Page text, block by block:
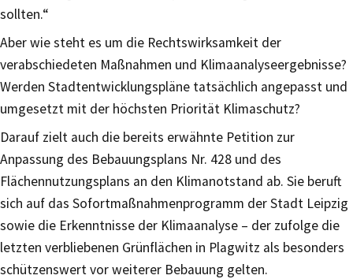
sollten.“
Aber wie steht es um die Rechtswirksamkeit der
verabschiedeten Maßnahmen und Klimaanalyseergebnisse?
Werden Stadtentwicklungspläne tatsächlich angepasst und
umgesetzt mit der höchsten Priorität Klimaschutz?
Darauf zielt auch die bereits erwähnte Petition zur
Anpassung des Bebauungsplans Nr. 428 und des
Flächennutzungsplans an den Klimanotstand ab. Sie beruft
sich auf das Sofortmaßnahmenprogramm der Stadt Leipzig
sowie die Erkenntnisse der Klimaanalyse – der zufolge die
letzten verbliebenen Grünflächen in Plagwitz als besonders
schützenswert vor weiterer Bebauung gelten.